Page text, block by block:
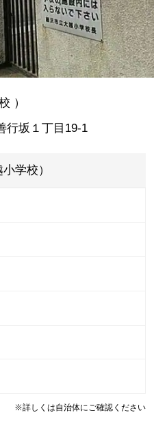
）
行坂１丁目19-1
学校）
※詳しくは自治体にご確認ください